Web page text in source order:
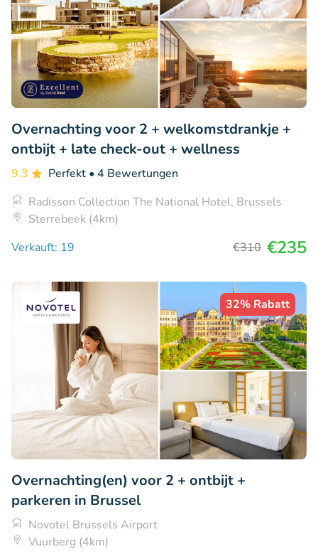
Overnachting voor 2 + welkomstdrankje +
ontbijt + late check-out + wellness
9.3 Perfekt • 4 Bewertungen
Radisson Collection The National Hotel, Brussels
Sterrebeek (4km)
Verkauft: 19
€310 €235
32% Rabatt
Overnachting(en) voor 2 + ontbijt +
parkeren in Brussel
Novotel Brussels Airport
Vuurberg (4km)